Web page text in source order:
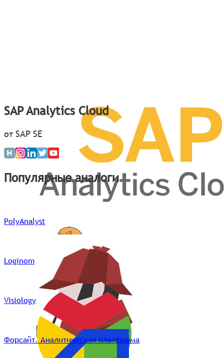
SAP Analytics Cloud
от SAP SE
Популярные аналоги
PolyAnalyst
Loginom
Visiology
Форсайт. Аналитическая платформа